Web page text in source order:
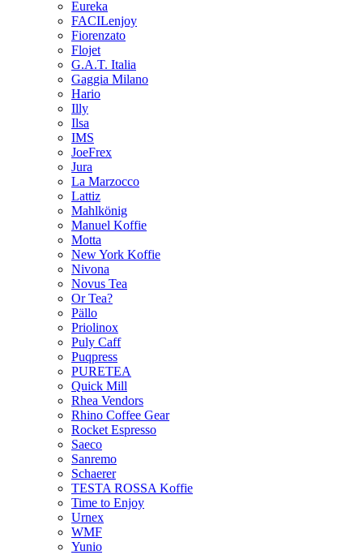
Eureka
FACILenjoy
Fiorenzato
Flojet
G.A.T. Italia
Gaggia Milano
Hario
Illy
Ilsa
IMS
JoeFrex
Jura
La Marzocco
Lattiz
Mahlkönig
Manuel Koffie
Motta
New York Koffie
Nivona
Novus Tea
Or Tea?
Pällo
Priolinox
Puly Caff
Puqpress
PURETEA
Quick Mill
Rhea Vendors
Rhino Coffee Gear
Rocket Espresso
Saeco
Sanremo
Schaerer
TESTA ROSSA Koffie
Time to Enjoy
Urnex
WMF
Yunio